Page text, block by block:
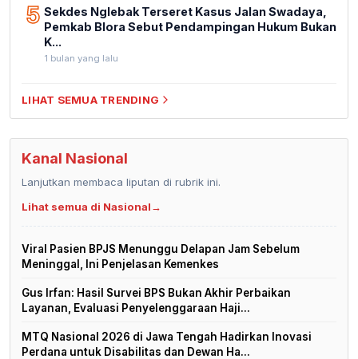
5 Sekdes Nglebak Terseret Kasus Jalan Swadaya,
Pemkab Blora Sebut Pendampingan Hukum Bukan
K...
1 bulan yang lalu
LIHAT SEMUA TRENDING
Kanal Nasional
Lanjutkan membaca liputan di rubrik ini.
Lihat semua di Nasional→
Viral Pasien BPJS Menunggu Delapan Jam Sebelum
Meninggal, Ini Penjelasan Kemenkes
Gus Irfan: Hasil Survei BPS Bukan Akhir Perbaikan
Layanan, Evaluasi Penyelenggaraan Haji...
MTQ Nasional 2026 di Jawa Tengah Hadirkan Inovasi
Perdana untuk Disabilitas dan Dewan Ha...